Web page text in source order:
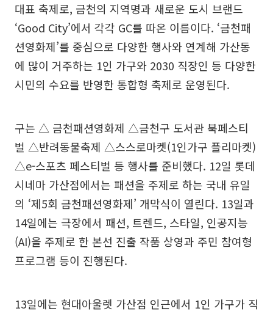
대표 축제로, 금천의 지역명과 새로운 도시 브랜드
‘Good City’에서 각각 GC를 따온 이름이다. ‘금천패
션영화제’를 중심으로 다양한 행사와 연계해 가산동
에 많이 거주하는 1인 가구와 2030 직장인 등 다양한
시민의 수요를 반영한 통합형 축제로 운영된다.
구는 △ 금천패션영화제 △금천구 도서관 북페스티
벌 △반려동물축제 △스스로마켓(1인가구 플리마켓)
△e-스포츠 페스티벌 등 행사를 준비했다. 12일 롯데
시네마 가산점에서는 패션을 주제로 하는 국내 유일
의 ‘제5회 금천패션영화제’ 개막식이 열린다. 13일과
14일에는 극장에서 패션, 트렌드, 스타일, 인공지능
(AI)을 주제로 한 본선 진출 작품 상영과 주민 참여형
프로그램 등이 진행된다.
13일에는 현대아울렛 가산점 인근에서 1인 가구가 직